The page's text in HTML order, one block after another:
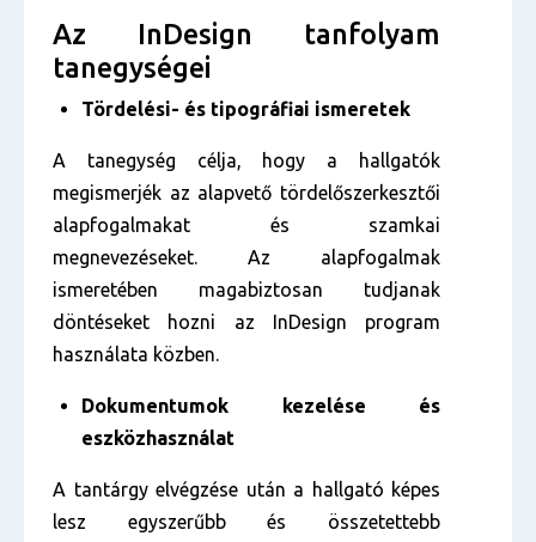
Az InDesign tanfolyam
tanegységei
Tördelési- és tipográfiai ismeretek
A tanegység célja, hogy a hallgatók
megismerjék az alapvető tördelőszerkesztői
alapfogalmakat és szamkai
megnevezéseket. Az alapfogalmak
ismeretében magabiztosan tudjanak
döntéseket hozni az InDesign program
használata közben.
Dokumentumok kezelése és
eszközhasználat
A tantárgy elvégzése után a hallgató képes
lesz egyszerűbb és összetettebb